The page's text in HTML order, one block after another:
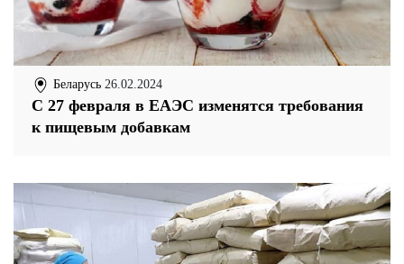
Беларусь 26.02.2024
C 27 февраля в ЕАЭС изменятся требования
к пищевым добавкам